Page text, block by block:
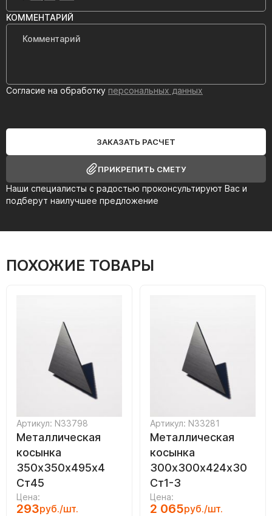
Наши специалисты с радостью проконсультируют Вас и
подберут наилучшее предложение
КОММЕНТАРИЙ
Согласие на обработку персональных данных
ЗАКАЗАТЬ РАСЧЕТ
ПРИКРЕПИТЬ СМЕТУ
ПОХОЖИЕ ТОВАРЫ
Артикул: N33798
Металлическая
косынка
350х350х495х4
Ст45
Цена:
293руб./шт.
Артикул: N33281
Металлическая
косынка
300х300х424х30
Ст1-3
Цена:
2 065руб./шт.